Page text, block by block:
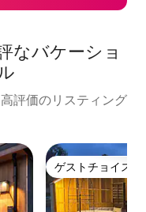
なバケーショ
評価のリスティング
ゲストチョイス
ゲストチョイス